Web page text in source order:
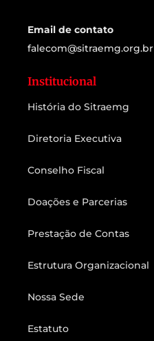
Email de contato
falecom@sitraemg.org.br
Institucional
História do Sitraemg
Diretoria Executiva
Conselho Fiscal
Doações e Parcerias
Prestação de Contas
Estrutura Organizacional
Nossa Sede
Estatuto